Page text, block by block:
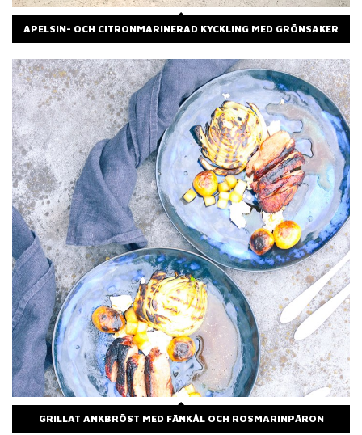
APELSIN- OCH CITRONMARINERAD KYCKLING MED GRÖNSAKER
GRILLAT ANKBRÖST MED FÄNKÅL OCH ROSMARINPÄRON